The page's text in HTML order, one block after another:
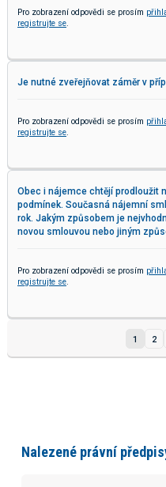
Pro zobrazení odpovědi se prosím
registrujte se.
Je nutné zveřejňovat záměr v
Pro zobrazení odpovědi se prosím
registrujte se.
Obec i nájemce chtějí prodloužit
podmínek. Současná nájemní
rok. Jakým způsobem je
novou smlouvou nebo jiným
Pro zobrazení odpovědi se prosím
registrujte se.
1 2
Nalezené právní